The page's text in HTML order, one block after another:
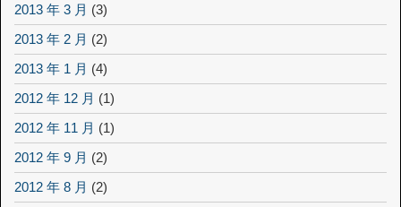
2013 年 3 月 (3)
2013 年 2 月 (2)
2013 年 1 月 (4)
2012 年 12 月 (1)
2012 年 11 月 (1)
2012 年 9 月 (2)
2012 年 8 月 (2)